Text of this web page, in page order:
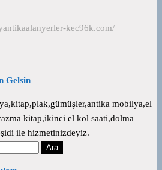
kec96k.com/
Gelsin
mobilya,el
kitap,ikinci el kol saati,dolma
ile hizmetinizdeyiz.